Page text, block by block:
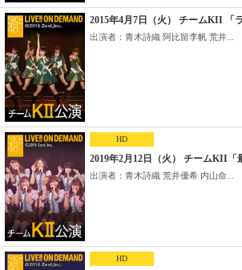
2015年4月7日（火） チームKII 「
出演者：青木詩織 阿比留李帆 荒井...
HD
2019年2月12日（火） チームKII「
出演者：青木詩織 荒井優希 内山命...
HD